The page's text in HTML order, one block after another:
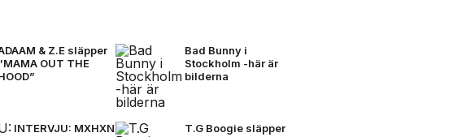
& Z.E släpper
OUT THE
Bad Bunny i
Stockholm -här är
bilderna
INTERVJU: MXHXN
T.G Boogie släpper